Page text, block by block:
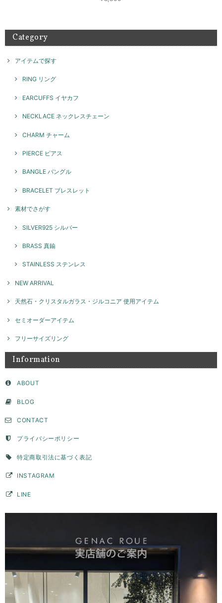
とてもかわいいです！ 重ね付けにまた他のリングも揃えていきたいで
ざいました。 お気に召して頂き大変嬉しく思います。たく
で楽しんでいただけるリングですのでぜひ、また機会がご
ざいましたらよろしくお願いいたします。
本日お品物受け取りました 思っていた通りの素敵なアクセサリーでし
このたびはGENAC ROUEをご愛顧いただきありがとうご
ざいました。 お気に召して頂き大変嬉しく思います！たく
たらよろしくお願いいたします。
ネックレスチャーム ナンバー / silver NP026
できました。たくさんの問い合わせに真摯にご対応頂きとても感謝して
います。思っていたより、いい意味でデザイン性が高く主張もあり、と
ンを通すこともできたので、リングとして使用できない時はペンダント
トップとして身につけようかなと思っています。ずっと購入を検討して
につけることができてとても満足です。購入して本当に良かったです。
がとうございました。 毎日ご愛用いただいているとの事、
クセサリーとコーディネートして頂いてもさり気なくワン
ポイントで楽しんでいただけます。お手持ちのアイテムと
色んなコーディネート楽しんでください。長くご愛用いた
願いいたします。
Category
アイテムで探す
RING リング
EARCUFFS イヤカフ
NECKLACE ネックレスチェーン
CHARM チャーム
PIERCE ピアス
BANGLE バングル
BRACELET ブレスレット
素材でさがす
SILVER925 シルバー
BRASS 真鍮
STAINLESS ステンレス
NEW ARRIVAL
天然石・クリスタルガラス・ジルコニア 使用アイテム
セミオーダーアイテム
フリーサイズリング
Information
ABOUT
BLOG
CONTACT
プライバシーポリシー
特定商取引法に基づく表記
INSTAGRAM
LINE